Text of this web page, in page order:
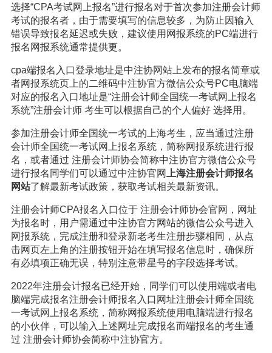
选择“CPA考试网上报名”进行报名对于首次参加注册会计师
考试的报名者，由于需要填写的信息较多，为防止因输入
错误导致报名延迟或失败，建议使用网报系统的PC端进行
报名网报系统通常提供更。
cpa端报名入口登录地址是中注协网站上发布的报名简章或
者网报系统页上的二维码中注协官方微信公众号PC电脑端
对应的报名入口地址是“注册会计师全国统一考试网上报名
系统”注册会计师 考生可以根据自己的个人偏好 选择用。
参加注册会计师全国统一考试的上海考生，应当通过注册
会计师全国统一考试网上报名系统，简称网报系统进行报
名，或者通过 注册会计师协会简称中注协官方微信公众号
进行报名同学们可以通过中注协官网
上海注册会计师报名
网站了解最新考试政策，获取考试相关最新资讯。
注册会计师CPA报名入口位于 注册会计师协会官网，网址
为报名时，用户需通过中注协官方网站的微信公众号进入
网报系统，完成注册和登录新老考生注册步骤相同，从点
击网页左上角的注册按钮开始在填写报名信息时，确保所
有必填项正确无误，特别注意带星号的字段选择考试。
2022年注册会计报名已经开始，同学们可以使用端或者电
脑端完成报名注册会计师报名入口网址注册会计师全国统
一考试网上报名系统，简称网报系统使用电脑端进行报名
的小伙伴，可以输入上述网址完成报名而端报名的考生通
过 注册会计师协会简称中注协官方。